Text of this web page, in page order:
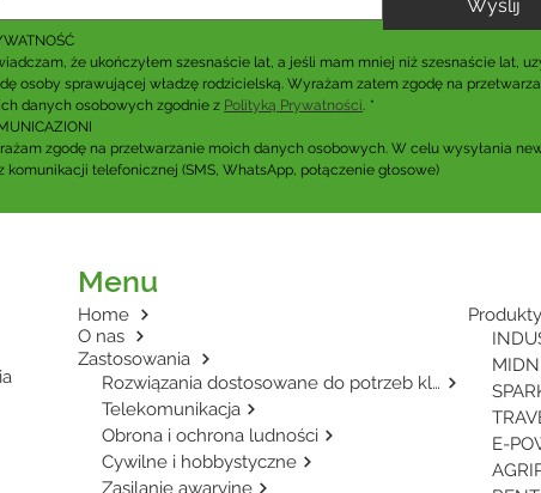
Wyślij
że ukończyłem szesnaście lat, a jeśli mam mniej niż szesnaście lat,
osoby sprawującej władzę rodzicielską. Wyrażam zatem zgodę na
danych osobowych zgodnie z Polityką Prywatności. *
zgodę na przetwarzanie moich danych osobowych. W celu wysyłania
komunikacji telefonicznej (SMS, WhatsApp, połączenie głosowe)
Menu
Home
O nas
Zastosowania
Rozwiązania dostosowane do potrzeb klienta
Telekomunikacja
Obrona i ochrona ludności
Cywilne i hobbystyczne
Zasilanie awaryjne
Produkty